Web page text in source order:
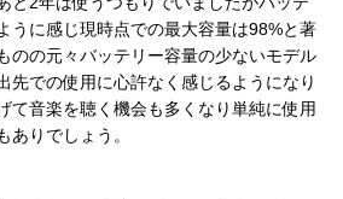
うに感じ現時点での最大容量は98%と著
のの元々バッテリー容量の少ないモデル
先での使用に心許なく感じるようになり
て音楽を聴く機会も多くなり単純に使用
ありでしょう。